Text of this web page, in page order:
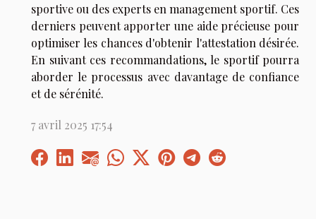
sportive ou des experts en management sportif. Ces
derniers peuvent apporter une aide précieuse pour
optimiser les chances d'obtenir l'attestation désirée.
En suivant ces recommandations, le sportif pourra
aborder le processus avec davantage de confiance
et de sérénité.
7 avril 2025 17:54